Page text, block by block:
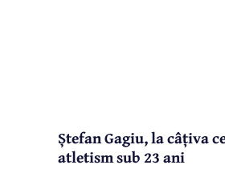
Ștefan Gagiu, la câțiva
atletism sub 23 ani